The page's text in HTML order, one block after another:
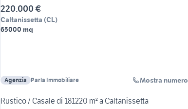
220.000 €
Caltanissetta (CL)
65000 mq
Agenzia Parla Immobiliare Mostra numero
Rustico / Casale di 181220 m² a Caltanissetta